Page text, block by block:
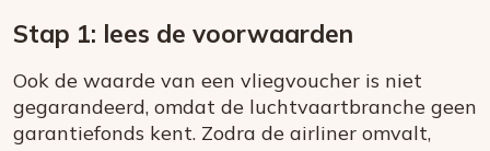
Stap 1: lees de voorwaarden
Ook de waarde van een vliegvoucher is niet
gegarandeerd, omdat de luchtvaartbranche geen
garantiefonds kent. Zodra de airliner omvalt,